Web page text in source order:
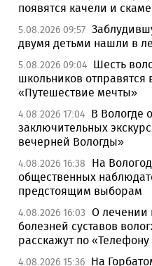
появятся качели и
5.08.2026 09:57
двумя детьми нашли в
5.08.2026 09:04 Шесть
школьников отправятся
«Путешествие мечты»
4.08.2026 17:04 В Вологде
заключительных
вечерней Вологды»
4.08.2026 16:38
На
общественных
предстоящим выборам
4.08.2026 16:03 О лечении
болезней суставов
расскажут по
4.08.2026 15:36 На